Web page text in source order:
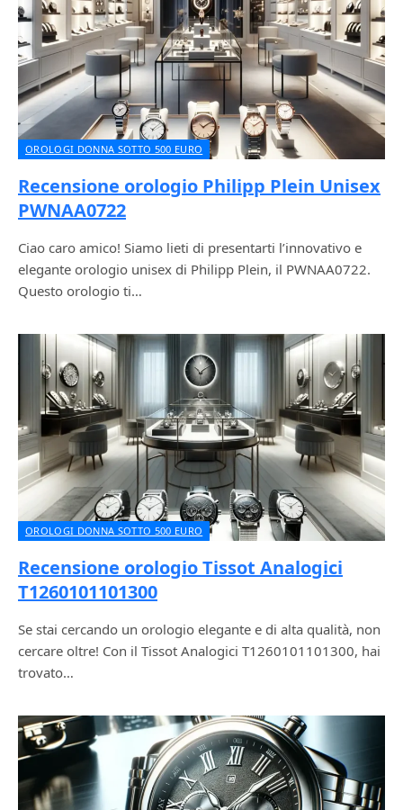
OROLOGI DONNA SOTTO 500 EURO
Recensione orologio Philipp Plein Unisex
PWNAA0722
Ciao caro amico! Siamo lieti di presentarti l’innovativo e
elegante orologio unisex di Philipp Plein, il PWNAA0722.
Questo orologio ti…
OROLOGI DONNA SOTTO 500 EURO
Recensione orologio Tissot Analogici
T1260101101300
Se stai cercando un orologio elegante e di alta qualità, non
cercare oltre! Con il Tissot Analogici T1260101101300, hai
trovato…